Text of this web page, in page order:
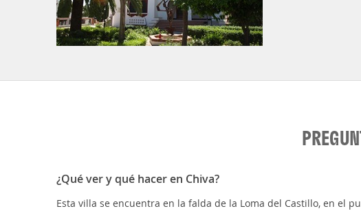
¿Qué ver y qué hacer en Chiva?
Esta villa se encuentra en la falda de la Loma del Castillo, en el